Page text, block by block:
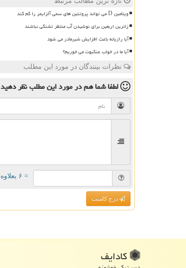
ویتامین D می تواند پروتئین های سمی آلزایمر را کم کند
زائرین اربعین برای نوشیدن آب منتظر تشنگی نباشند
آیا رازیانه باعث افزایش شیرمادر می شود
آیا ما در خواب عنکبوت می خوریم؟
نظرات بینندگان در مورد این مطلب
لطفا شما همدر مورد این مطلبنظر دهید
= ۶ بعلاوه ۵
درج کامنت
كادایف